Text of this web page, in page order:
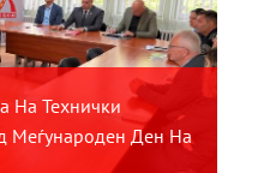
На Технички
Меѓународен Ден На